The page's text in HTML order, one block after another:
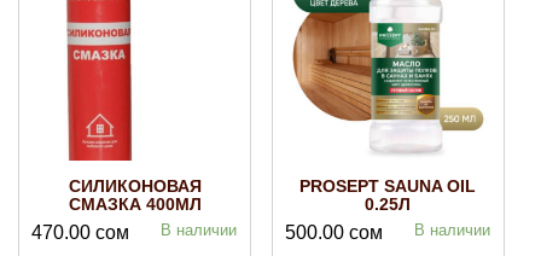
СИЛИКОНОВАЯ
СМАЗКА 400МЛ
470.00 сом В наличии
PROSEPT SAUNA OIL
0.25Л
500.00 сом В наличии